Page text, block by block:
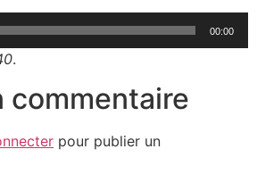
00:00
.
commentaire
pour publier un